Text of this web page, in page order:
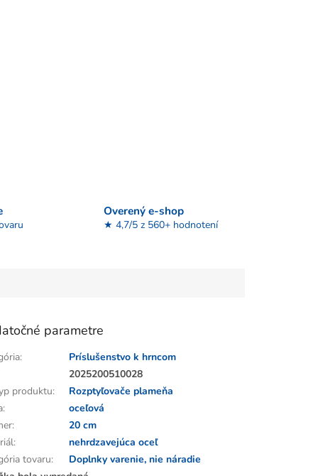
Overený e-shop
★ 4,7/5 z 560+ hodnotení
parametre
:
Príslušenstvo k hrncom
2025200510028
produktu:
Rozptyľovače plameňa
:
oceľová
:
20 cm
:
nehrdzavejúca oceľ
tovaru:
Doplnky varenie, nie náradie